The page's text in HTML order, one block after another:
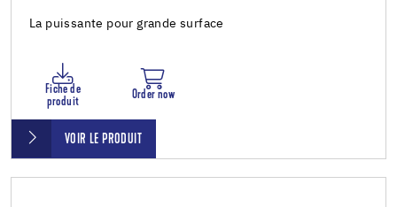
La puissante pour grande surface
Fiche de
produit
Order now
VOIR LE PRODUIT